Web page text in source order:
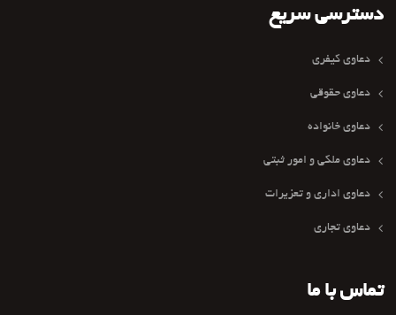
دسترسی سریع
دعاوی کیفری
دعاوی حقوقی
دعاوی خانواده
دعاوی ملکی و امور ثبتی
دعاوی اداری و تعزیرات
دعاوی تجاری
تماس با ما